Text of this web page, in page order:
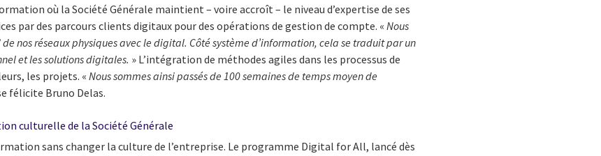
où la Société Générale maintient – voire accroît – le niveau d’expertise de ses
par des parcours clients digitaux pour des opérations de gestion de compte. «Nous
nos réseaux physiques avec le digital. Côté système d’information, cela se traduit par un
et les solutions digitales. » L’intégration de méthodes agiles dans les processus de
les projets. «Nous sommes ainsi passés de 100 semaines de temps moyen de
félicite Bruno Delas.
culturelle de la Société Générale
sans changer la culture de l’entreprise. Le programme Digital for All, lancé dès